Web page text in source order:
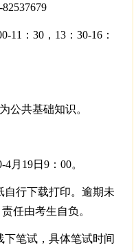
11：30，13：30-16：
公共基础知识。
月19日9：00。
自行下载打印。逾期未
任由考生自负。
下笔试，具体笔试时间